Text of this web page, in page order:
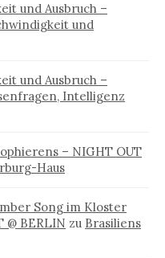
und Ausbruch –
und
und Ausbruch –
Intelligenz
– NIGHT OUT
Haus
Song im Kloster
@ BERLIN zu Brasiliens